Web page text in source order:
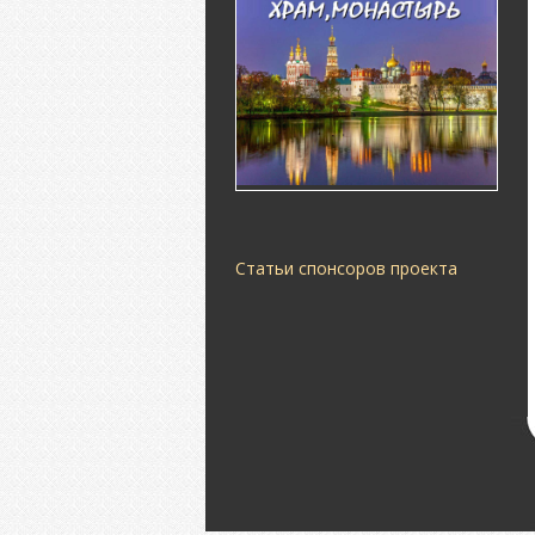
Статьи спонсоров проекта